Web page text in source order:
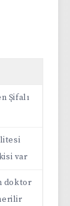
Şifalı
var
doktor